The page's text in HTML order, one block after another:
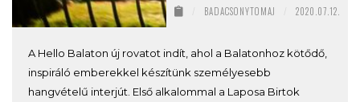
BADACSONYTOMAJ 2020.07.12.
A Hello Balaton új rovatot indít, ahol a Balatonhoz kötődő,
inspiráló emberekkel készítünk személyesebb
hangvételű interjút. Első alkalommal a Laposa Birtok